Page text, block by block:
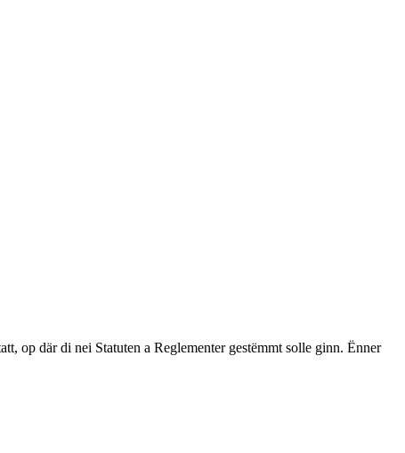
op där di nei Statuten a Reglementer gestëmmt solle ginn. Ënner